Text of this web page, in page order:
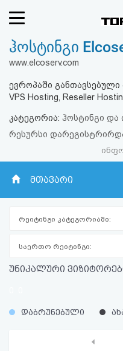
რეიტინგი
კითხვა-
პასუხი
რეგისტრაცია
HTML
ჰოსტინგი
www.elcoserv.com
ევროპაში
VPS Hosting, Reseller
კატეგორია: ჰოსტინგი და
რესურსი
მთავარი
რეიტინგი კატეგორიაში:
საერთო რეიტინგი:
უნიკალური
%
% დაბრუნებული
‹